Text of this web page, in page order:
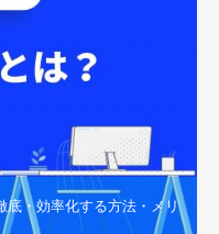
底・効率化する方法・メリ